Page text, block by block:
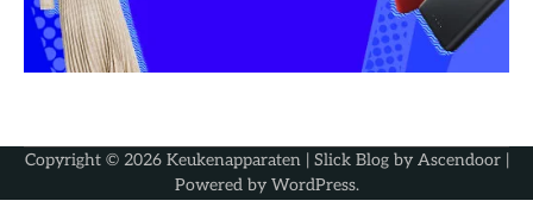
Copyright © 2026 Keukenapparaten| Slick Blog by Ascendoor|
Powered by WordPress.